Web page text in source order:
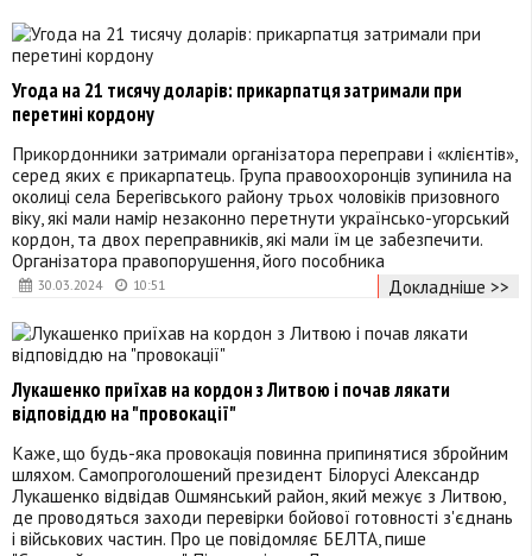
30.03.2024 10:51
Угода на 21 тисячу доларів: прикарпатця затримали при
перетині кордону
Прикордонники затримали організатора переправи і «клієнтів»,
серед яких є прикарпатець. Група правоохоронців зупинила на
околиці села Берегівського району трьох чоловіків призовного
віку, які мали намір незаконно перетнути українсько-угорський
кордон, та двох переправників, які мали їм це забезпечити.
Організатора правопорушення, його пособника
Докладніше >>
Лукашенко приїхав на кордон з Литвою і почав лякати
відповіддю на "провокації"
Каже, що будь-яка провокація повинна припинятися збройним
шляхом. Самопроголошений президент Білорусі Александр
Лукашенко відвідав Ошмянський район, який межує з Литвою,
де проводяться заходи перевірки бойової готовності з'єднань
і військових частин. Про це повідомляє БЕЛТА, пише